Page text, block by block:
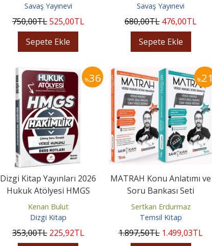
Savaş Yayınevi
750,00TL525,00TL
Sepete Ekle
Anlatımı
Savaş Yayınevi
680,00TL 476,00TL
Sepete Ekle
%36
Dizgi Kitap Yayınları 2026
Hukuk Atölyesi HMGS
Hakimlik Çıkmış Soru...
Kenan Bulut
Dizgi Kitap
353,00TL 225,92TL
%21
MATRAH Konu Anlatımı ve
Soru Bankası Seti
Sertkan Erdurmaz
Temsil Kitap
1.897,50TL 1.499,03TL